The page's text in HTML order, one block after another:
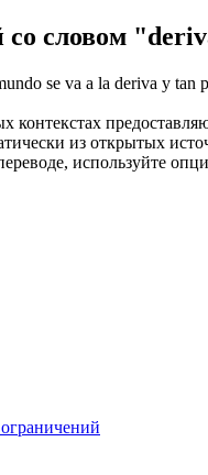
словом
se va a la deriva y tan
из открытых
используйте